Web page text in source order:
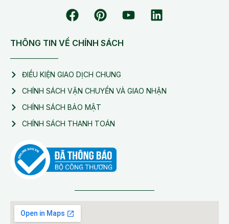
THÔNG TIN VỀ CHÍNH SÁCH
ĐIỀU KIỆN GIAO DỊCH CHUNG
CHÍNH SÁCH VẬN CHUYỂN VÀ GIAO NHẬN
CHÍNH SÁCH BẢO MẬT
CHÍNH SÁCH THANH TOÁN